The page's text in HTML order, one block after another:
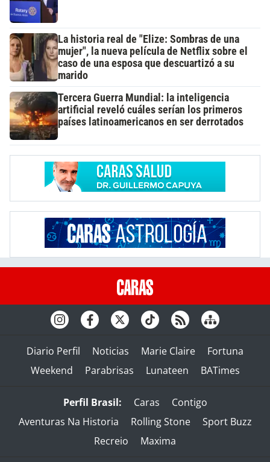
La historia real de "Elize: Sombras de una
mujer", la nueva película de Netflix sobre el
caso de una esposa que descuartizó a su
marido
Tercera Guerra Mundial: la inteligencia
artificial reveló cuáles serían los primeros
países latinoamericanos en ser derrotados
Diario Perfil Noticias Marie Claire
Fortuna
Weekend
Parabrisas Lunateen BATimes
Perfil Brasil: Caras
Contigo
Aventuras Na Historia
Rolling Stone
Sport Buzz
Recreio
Maxima